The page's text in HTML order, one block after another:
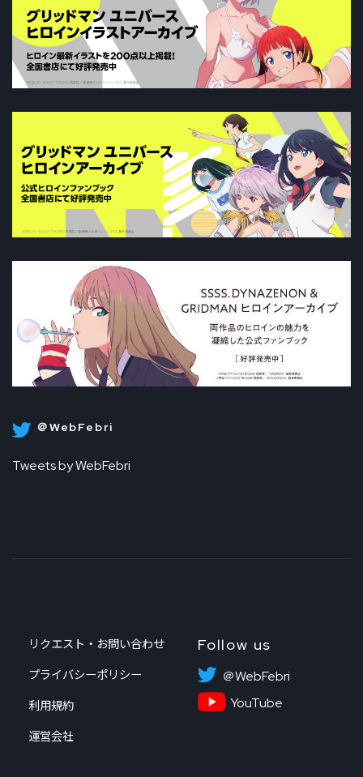
＠WebFebri
Tweets by WebFebri
リクエスト・お問い合わせ
プライバシーポリシー
利用規約
運営会社
Follow us
＠WebFebri
YouTube